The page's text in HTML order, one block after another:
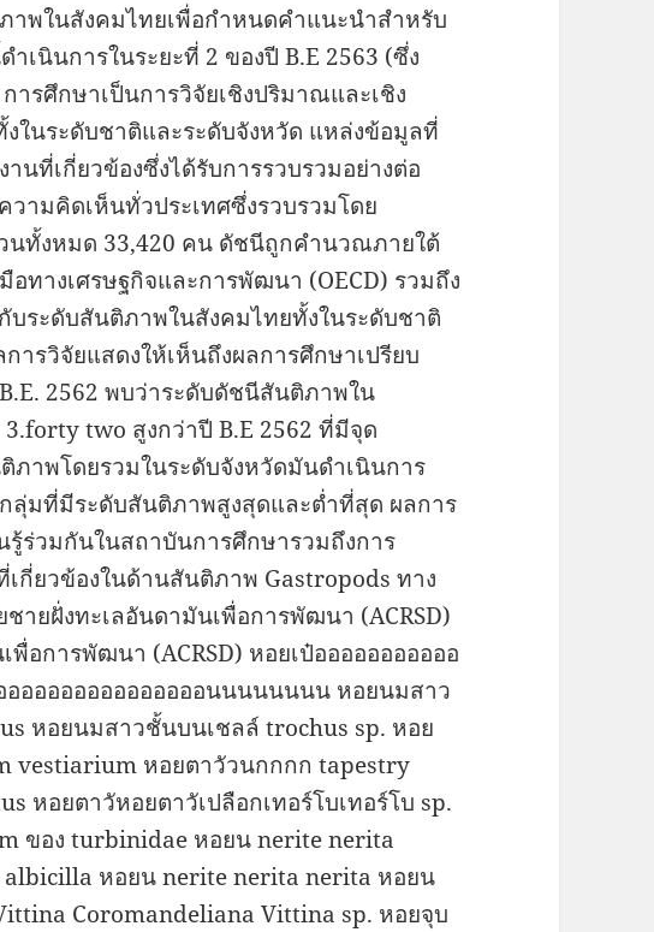
าพในสังคมไทยเพื่อกำหนดคำแนะนำสำหรับ
เนินการในระยะที่ 2 ของปี B.E 2563 (ซึ่ง
ารศึกษาเป็นการวิจัยเชิงปริมาณและเชิง
นระดับชาติและระดับจังหวัด แหล่งข้อมูลที่
นที่เกี่ยวข้องซึ่งได้รับการรวบรวมอย่างต่อ
วามคิดเห็นทั่วประเทศซึ่งรวบรวมโดย
นทั้งหมด 33,420 คน ดัชนีถูกคำนวณภายใต้
ทางเศรษฐกิจและการพัฒนา (OECD) รวมถึง
บระดับสันติภาพในสังคมไทยทั้งในระดับชาติ
ารวิจัยแสดงให้เห็นถึงผลการศึกษาเปรียบ
2562 พบว่าระดับดัชนีสันติภาพใน
two สูงกว่าปี B.E 2562 ที่มีจุด
าพโดยรวมในระดับจังหวัดมันดำเนินการ
ลุ่มที่มีระดับสันติภาพสูงสุดและต่ำที่สุด ผลการ
รู้ร่วมกันในสถาบันการศึกษารวมถึงการ
กี่ยวข้องในด้านสันติภาพ Gastropods ทาง
ายฝั่งทะเลอันดามันเพื่อการพัฒนา (ACRSD)
อการพัฒนา (ACRSD) หอยเป๋อออออออออออ
อออออออออออออออนนนนนนนน หอยนมสาว
หอยนมสาวชั้นบนเชลล์ trochus sp. หอย
หอยตาวัวนกกกก tapestry
หอยตาวัหอยตาวัเปลือกเทอร์โบเทอร์โบ sp.
ของ turbinidae หอยน nerite nerita
หอยน nerite nerita nerita หอยน
Coromandeliana Vittina sp. หอยจุบ